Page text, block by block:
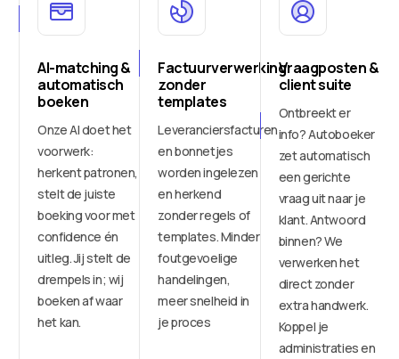
AI-matching &
automatisch
boeken
Onze AI doet het
voorwerk:
herkent patronen,
stelt de juiste
boeking voor met
confidence én
uitleg. Jij stelt de
drempels in; wij
boeken af waar
het kan.
Factuurverwerking
zonder
templates
Leveranciersfacturen
en bonnetjes
worden ingelezen
en herkend
zonder regels of
templates. Minder
foutgevoelige
handelingen,
meer snelheid in
je proces
Vraagposten &
client suite
Ontbreekt er
info? Autoboeker
zet automatisch
een gerichte
vraag uit naar je
klant. Antwoord
binnen? We
verwerken het
direct zonder
extra handwerk.
Koppel je
administraties en